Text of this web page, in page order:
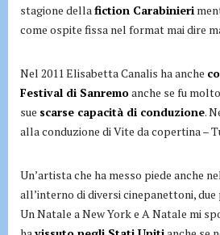
stagione dellafiction Carabinieri
come ospite fissa nel format mai dire
Nel 2011 Elisabetta Canalis ha anche
Festival di Sanremoanche se fu
sue scarse capacità di conduzione.
alla conduzione di Vite da copertina –
Un’artista che ha messo piede anche
all’interno di diversi cinepanettoni,
Un Natale a New York e A Natale mi